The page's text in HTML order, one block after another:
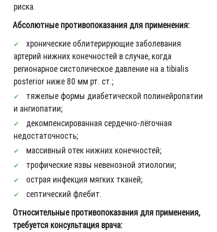
риска.
Абсолютные противопоказания для применения:
хронические облитерирующие заболевания
артерий нижних конечностей в случае, когда
регионарное систолическое давление на a.tibialis
posterior ниже 80 мм рт. ст.;
тяжелые формы диабетической полинейропатии
и ангиопатии;
декомпенсированная сердечно-лёгочная
недостаточность;
массивный отек нижних конечностей;
трофические язвы невенозной этиологии;
острая инфекция мягких тканей;
септический флебит.
Относительные противопоказания для применения,
требуется консультация врача: